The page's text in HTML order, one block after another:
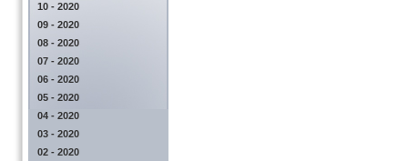
10 - 2020
09 - 2020
08 - 2020
07 - 2020
06 - 2020
05 - 2020
04 - 2020
03 - 2020
02 - 2020